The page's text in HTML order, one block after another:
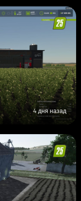
4 дня назад